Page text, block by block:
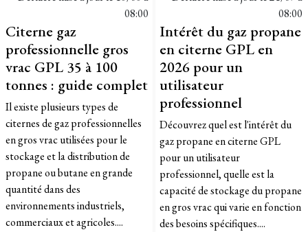
08:00
Citerne gaz
professionnelle gros
vrac GPL 35 à 100
tonnes : guide complet
Il existe plusieurs types de
citernes de gaz professionnelles
en gros vrac utilisées pour le
stockage et la distribution de
propane ou butane en grande
quantité dans des
environnements industriels,
commerciaux et agricoles....
08:00
Intérêt du gaz propane
en citerne GPL en
2026 pour un
utilisateur
professionnel
Découvrez quel est l'intérêt du
gaz propane en citerne GPL
pour un utilisateur
professionnel, quelle est la
capacité de stockage du propane
en gros vrac qui varie en fonction
des besoins spécifiques....